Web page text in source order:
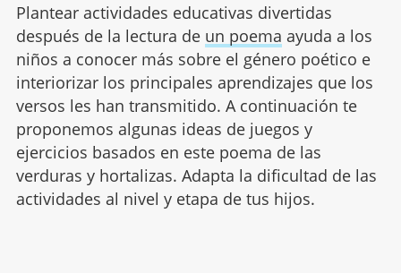
Plantear actividades educativas divertidas
después de la lectura de un poema ayuda a los
niños a conocer más sobre el género poético e
interiorizar los principales aprendizajes que los
versos les han transmitido. A continuación te
proponemos algunas ideas de juegos y
ejercicios basados en este poema de las
verduras y hortalizas. Adapta la dificultad de las
actividades al nivel y etapa de tus hijos.